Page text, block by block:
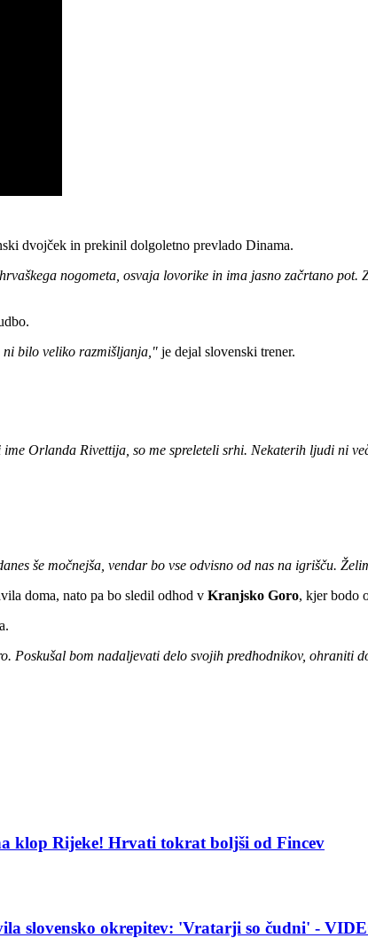
dvojček in prekinil dolgoletno prevlado Dinama.
nogometa, osvaja lovorike in ima jasno začrtano pot.
ni bilo veliko razmišljanja," je dejal slovenski trener.
Orlanda Rivettija, so me spreleteli srhi. Nekaterih ljudi ni
še močnejša, vendar bo vse odvisno od nas na igrišču.
doma, nato pa bo sledil odhod v Kranjsko Goro, kjer bodo
Poskušal bom nadaljevati delo svojih predhodnikov,
klop Rijeke! Hrvati tokrat boljši od Fincev
slovensko okrepitev: 'Vratarji so čudni' -